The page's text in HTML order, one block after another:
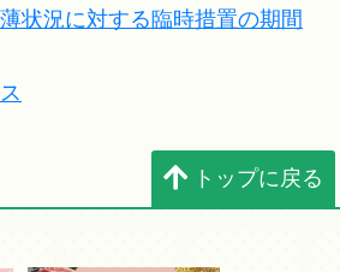
状況に対する臨時措置の期間
トップに戻る